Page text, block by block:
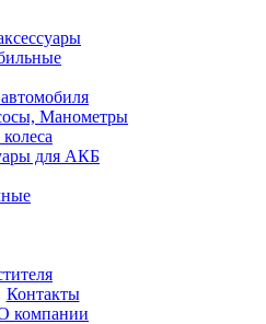
Манометры
для АКБ
Контакты
компании
in
wa-
shop_ru_RU/ad/3d/07/
property of non-object in
wa-
shop_ru_RU/ad/3d/07/